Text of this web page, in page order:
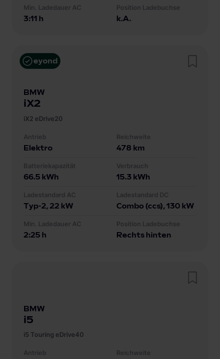
Min. Ladedauer AC
3:11 h
Position Ladebuchse
k.A.
eyond
BMW
iX2
iX2 eDrive20
Antrieb
Elektro
Reichweite
478 km
Batteriekapazität
66.5 kWh
Verbrauch
15.3 kWh
Ladestandard AC
Typ-2, 22 kW
Ladestandard DC
Combo (ccs), 130 kW
Min. Ladedauer AC
2:25 h
Position Ladebuchse
Rechts hinten
BMW
i5
i5 Touring eDrive40
Antrieb Reichweite